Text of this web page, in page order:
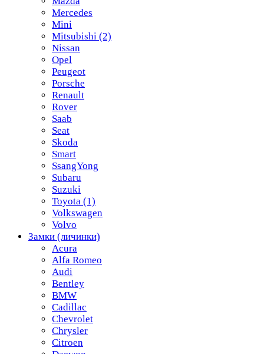
Mercedes
Mini
Mitsubishi (2)
Nissan
Opel
Peugeot
Porsche
Renault
Rover
Saab
Seat
Skoda
Smart
SsangYong
Subaru
Suzuki
Toyota (1)
Volkswagen
Volvo
Замки (личинки)
Acura
Alfa Romeo
Audi
Bentley
BMW
Cadillac
Chevrolet
Chrysler
Citroen